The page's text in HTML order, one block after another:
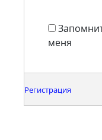
меня
Регистрация